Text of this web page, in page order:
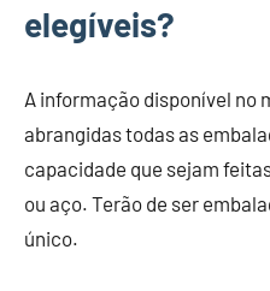
elegíveis?
A informação disponível no
abrangidas todas as
capacidade que sejam
ou aço. Terão de ser
único.